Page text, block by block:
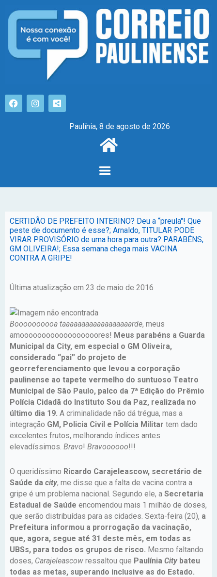
Paulínia, 8 de agosto de 2026
CERTIDÃO DE PREFEITO INTERINO? Deu a “preula"! Que
peste de documento é esse?; Arnaldo, TITULAR PODE
VIRAR PROVISÓRIO de uma hora para outra? PARABÉNS,
GM OLIVEIRA!; Essa semana chega mais VACINA
CONTRA A GRIPE!
Última atualização em 23 de maio de 2016
Boooooooooa taaaaaaaaaaaaaaaaaarde, meus
amoooooooooooooooooores! Meus parabéns a Guarda
Municipal da City, em especial o GM Oliveira,
considerado “pai” do projeto de
georreferenciamento que levou a corporação
paulinense ao tapete vermelho do suntuoso Teatro
Municipal de São Paulo, palco da 7ª Edição do Prêmio
Polícia Cidadã do Instituto Sou da Paz, realizada no
último dia 19. A criminalidade não dá trégua, mas a
integração GM, Policia Civil e Polícia Militar tem dado
excelentes frutos, melhorando índices antes
elevadíssimos. Bravo! Bravoooooo!!!
O queridíssimo Ricardo Carajeleascow, secretário de
Saúde da city, me disse que a falta de vacina contra a
gripe é um problema nacional. Segundo ele, a Secretaria
Estadual de Saúde encomendou mais 1 milhão de doses,
que serão distribuídas para as cidades. Sexta-feira (20), a
Prefeitura informou a prorrogação da vacinação,
que, agora, segue até 31 deste mês, em todas as
UBSs, para todos os grupos de risco. Mesmo faltando
doses, Carajeleascow ressaltou que Paulínia City bateu
todas as metas, superando inclusive as do Estado.